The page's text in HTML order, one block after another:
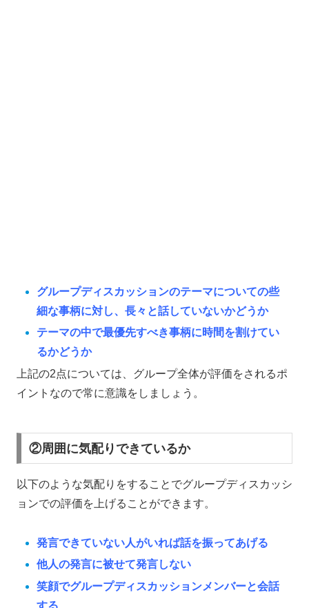
グループディスカッションのテーマについての些
細な事柄に対し、長々と話していないかどうか
テーマの中で最優先すべき事柄に時間を割けてい
るかどうか
上記の2点については、グループ全体が評価をされるポ
イントなので常に意識をしましょう。
②周囲に気配りできているか
以下のような気配りをすることでグループディスカッシ
ョンでの評価を上げることができます。
発言できていない人がいれば話を振ってあげる
他人の発言に被せて発言しない
笑顔でグループディスカッションメンバーと会話
する